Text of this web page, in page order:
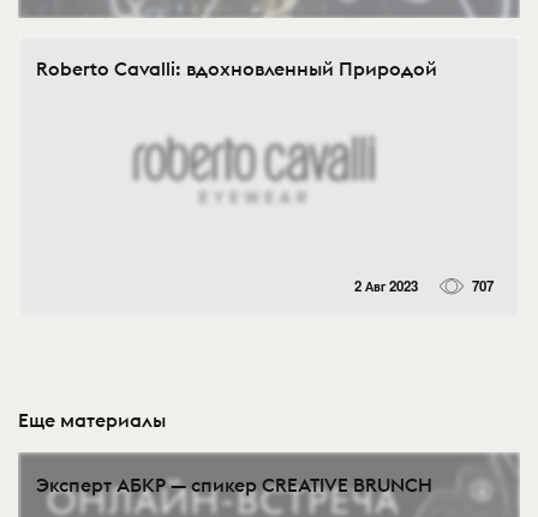
Roberto Cavalli: вдохновленный Природой
2 Авг 2023 707
Еще материалы
Эксперт АБКР — спикер CREATIVE BRUNCH